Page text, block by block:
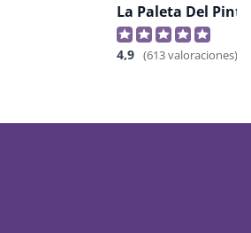
La Paleta Del
4,9 (613 valoraciones)